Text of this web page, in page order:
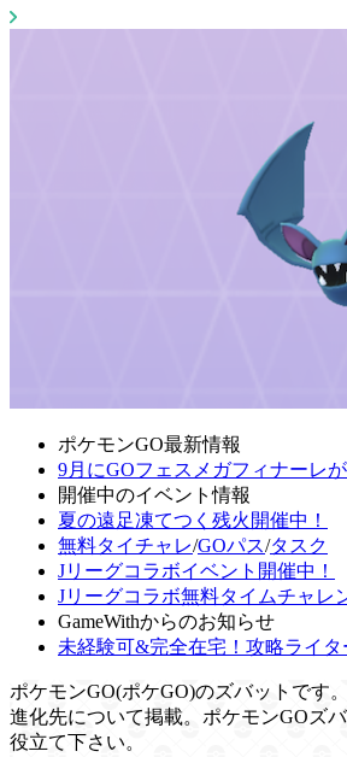
ポケモンGO最新情報
9月にGOフェスメガフィナーレが
開催中のイベント情報
夏の遠足凍てつく残火開催中！
無料タイチャレ/GOパス/タスク
Jリーグコラボイベント開催中！
Jリーグコラボ無料タイムチャレ
GameWithからのお知らせ
未経験可&完全在宅！攻略ライタ
ポケモンGO(ポケGO)のズバットです
進化先について掲載。ポケモンGOズ
役立て下さい。